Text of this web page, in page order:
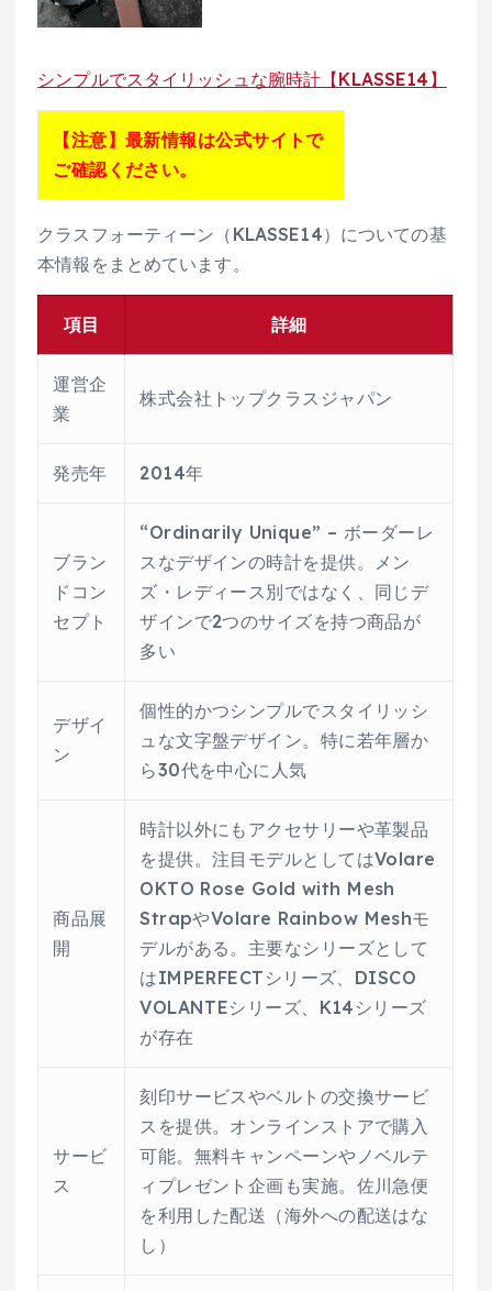
シンプルでスタイリッシュな腕時計【KLASSE14】
【注意】最新情報は公式サイトで
ご確認ください。
クラスフォーティーン（KLASSE14）についての基
本情報をまとめています。
項目 詳細
運営企
業
株式会社トップクラスジャパン
発売年 2014年
ブラン
ドコン
セプト
“Ordinarily Unique” – ボーダーレ
スなデザインの時計を提供。メン
ズ・レディース別ではなく、同じデ
ザインで2つのサイズを持つ商品が
多い
デザイ
ン
個性的かつシンプルでスタイリッシ
ュな文字盤デザイン。特に若年層か
ら30代を中心に人気
商品展
開
時計以外にもアクセサリーや革製品
を提供。注目モデルとしてはVolare
OKTO Rose Gold with Mesh
StrapやVolare Rainbow Meshモ
デルがある。主要なシリーズとして
はIMPERFECTシリーズ、DISCO
VOLANTEシリーズ、K14シリーズ
が存在
サービ
ス
刻印サービスやベルトの交換サービ
スを提供。オンラインストアで購入
可能。無料キャンペーンやノベルテ
ィプレゼント企画も実施。佐川急便
を利用した配送（海外への配送はな
し）